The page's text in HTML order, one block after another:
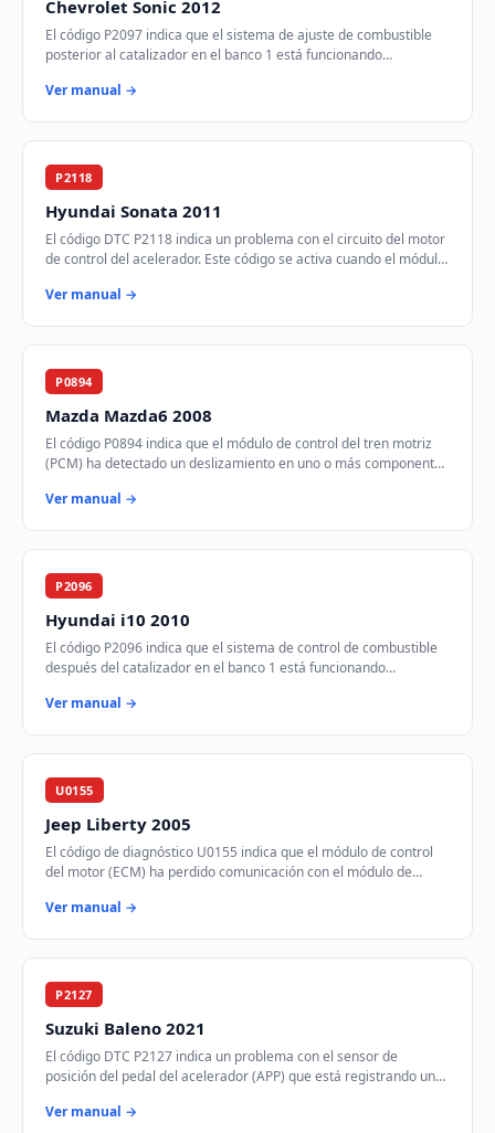
Chevrolet Sonic 2012
El código P2097 indica que el sistema de ajuste de combustible
posterior al catalizador en el banco 1 está funcionando
Ver manual →
P2118
Hyundai Sonata 2011
El código DTC P2118 indica un problema con el circuito del motor
de control del acelerador. Este código se activa cuando el módulo
Ver manual →
P0894
Mazda Mazda6 2008
El código P0894 indica que el módulo de control del tren motriz
(PCM) ha detectado un deslizamiento en uno o más componentes
Ver manual →
P2096
Hyundai i10 2010
El código P2096 indica que el sistema de control de combustible
después del catalizador en el banco 1 está funcionando
Ver manual →
U0155
Jeep Liberty 2005
El código de diagnóstico U0155 indica que el módulo de control
del motor (ECM) ha perdido comunicación con el módulo de
Ver manual →
P2127
Suzuki Baleno 2021
El código DTC P2127 indica un problema con el sensor de
posición del pedal del acelerador (APP) que está registrando un
Ver manual →